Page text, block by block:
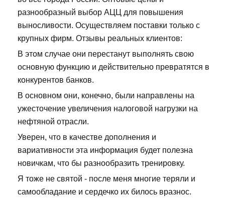
разнообразный выбор АЦЦ для повышения
выносливости. Осуществляем поставки только с
крупных фирм. Отзывы реальных клиентов:
В этом случае они перестанут выполнять свою
основную функцию и действительно превратятся в
конкурентов банков.
В основном они, конечно, были направлены на
ужесточение увеличения налоговой нагрузки на
нефтяной отрасли.
Уверен, что в качестве дополнения и
вариативности эта информация будет полезна
новичкам, что бы разнообразить тренировку.
Я тоже не святой - после меня многие теряли и
самообладание и сердечко их билось вразнос.